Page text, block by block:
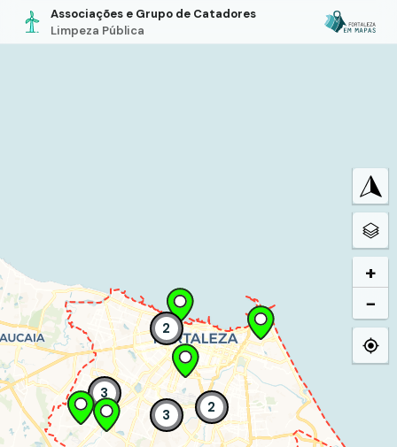
Associações e Grupo de Catadores
Limpeza Pública
3
3
2
2
+
−